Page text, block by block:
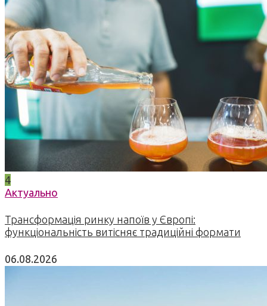
4
Актуально
Трансформація ринку напоїв у Європі:
функціональність витісняє традиційні формати
06.08.2026